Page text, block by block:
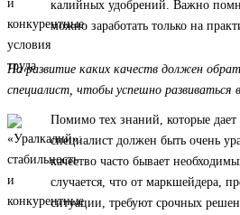
калийных удобрений. Важно
можно заработать только на
На развитие каких качеств должен
специалист, чтобы успешно развиваться
Помимо тех знаний, которые дает
специалист должен быть очень
качество часто бывает
случается, что от маркшейдера,
ситуации, требуют срочных